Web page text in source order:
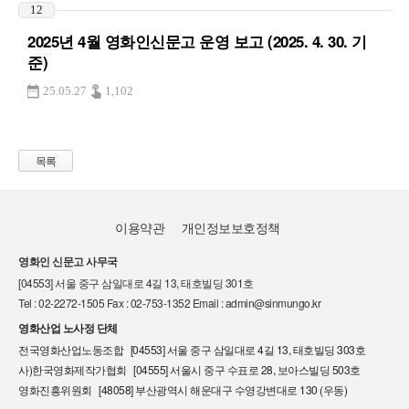
12
2025년 4월 영화인신문고 운영 보고 (2025. 4. 30. 기
준)
25.05.27 1,102
목록
이용약관 개인정보보호정책
영화인 신문고 사무국
[04553] 서울 중구 삼일대로 4길 13, 태호빌딩 301호
Tel : 02-2272-1505 Fax : 02-753-1352 Email : admin@sinmungo.kr
영화산업 노사정 단체
전국영화산업노동조합 [04553] 서울 중구 삼일대로 4길 13, 태호빌딩 303호
사)한국영화제작가협회 [04555] 서울시 중구 수표로 28, 보아스빌딩 503호
영화진흥위원회 [48058] 부산광역시 해운대구 수영강변대로 130 (우동)